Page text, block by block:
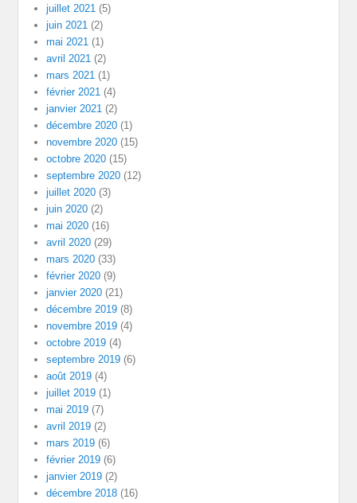
juillet 2021 (5)
juin 2021 (2)
mai 2021 (1)
avril 2021 (2)
mars 2021 (1)
février 2021 (4)
janvier 2021 (2)
décembre 2020 (1)
novembre 2020 (15)
octobre 2020 (15)
septembre 2020 (12)
juillet 2020 (3)
juin 2020 (2)
mai 2020 (16)
avril 2020 (29)
mars 2020 (33)
février 2020 (9)
janvier 2020 (21)
décembre 2019 (8)
novembre 2019 (4)
octobre 2019 (4)
septembre 2019 (6)
août 2019 (4)
juillet 2019 (1)
mai 2019 (7)
avril 2019 (2)
mars 2019 (6)
février 2019 (6)
janvier 2019 (2)
décembre 2018 (16)